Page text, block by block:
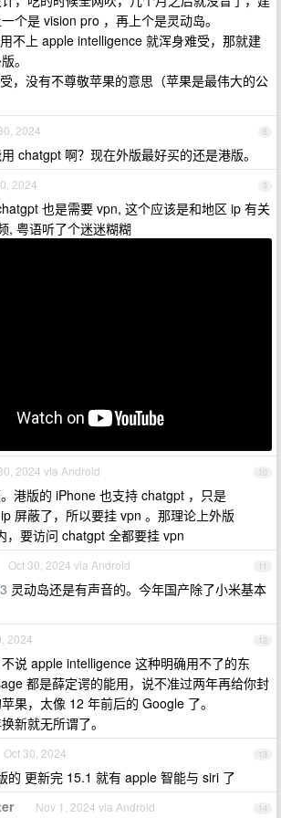
个是 vision pro ，再上个是灵动岛。
不上 apple intelligence 就浑身难受，那就建
。
，没有不尊敬苹果的意思（苹果是最伟大的公
8
2024
chatgpt 啊？现在外版最好买的还是港版。
9
2024
也是需要 vpn, 这个应该是和地区 ip 有关
, 粤语听了个迷迷糊糊
10
2024 via Android
港版的 iPhone 也支持 chatgpt ，只是
屏蔽了，所以要挂 vpn 。那理论上外版
，要访问 chatgpt 全都要挂 vpn
11
Oct 30, 2024 via Android
灵动岛还是有声音的。今年国产除了小米基本
12
2024
说 apple intelligence 这种明确用不了的东
都是薛定谔的能用，说不准过两年再给你封
果，太像 12 年前后的 Google 了。
新就无所谓了。
13
Oct 30, 2024
的 更新完 15.1 就有 apple 智能与 siri 了
14
Nov 1, 2024 via Android